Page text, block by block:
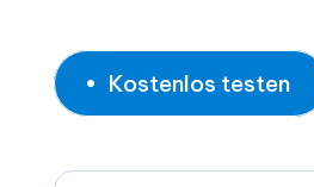
Kostenlos testen